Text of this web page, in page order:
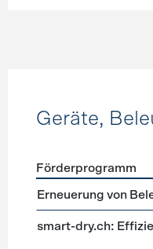
Geräte,
Förderprogramme
Förderprogramm
Erneuerung von
smart-dry.ch: